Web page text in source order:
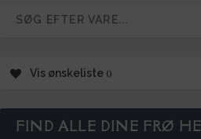
Vis ønskeliste
FIND ALLE DINE FRØ